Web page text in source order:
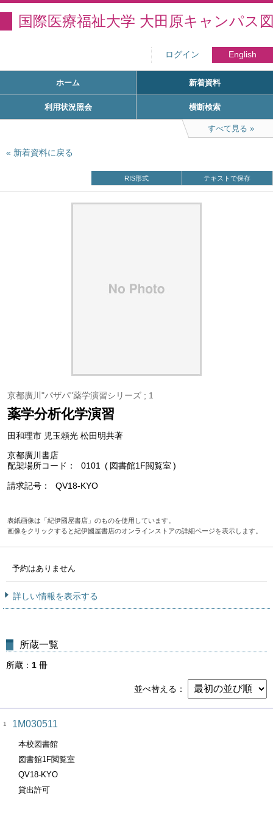
国際医療福祉大学 大田原キャンパス
ログイン English
ホーム 新着資料
利用状況照会 横断検索
すべて見る
新着資料に戻る
RIS形式 テキストで保存
京都廣川"パザパ"薬学演習シリーズ ; 1
薬学分析化学演習
田和理市 児玉頼光 松田明共著
京都廣川書店
配架場所コード
0101 図書館1F閲覧室
請求記号 QV18-KYO
表紙画像は「紀伊國屋書店」のものを使用しています。
画像をクリックすると紀伊國屋書店のオンラインストアの詳細ページを表示します。
予約はありません
詳しい情報を表示する
所蔵一覧
所蔵 1 冊
並べ替える
1 1M030511
本校図書館
図書館1F閲覧室
QV18-KYO
貸出許可